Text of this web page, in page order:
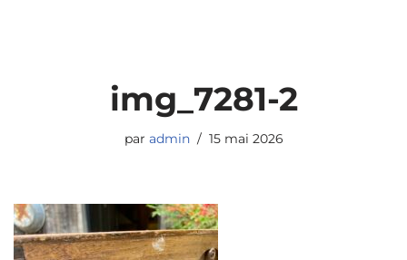
img_7281-2
par admin 15 mai 2026